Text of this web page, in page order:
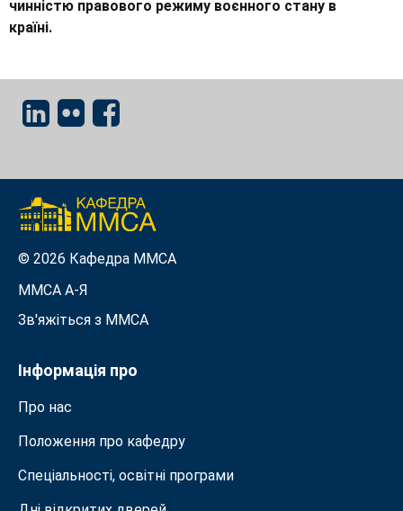
чинністю правового режиму воєнного стану в
країні.
© 2026 Кафедра ММСА
ММСА A-Я
Зв'яжіться з MMСА
Інформація про
Про нас
Положення про кафедру
Спеціальності, освітні програми